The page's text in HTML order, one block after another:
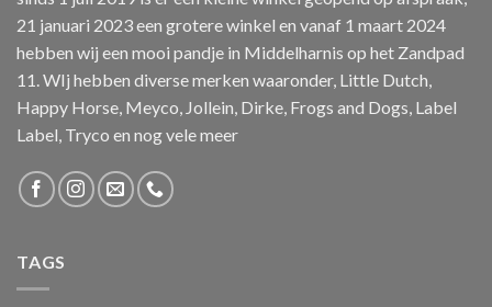
21 januari 2023 een grotere winkel en vanaf 1 maart 2024
hebben wij een mooi pandje in Middelharnis op het Zandpad
11. WIj hebben diverse merken waaronder, Little Dutch,
Happy Horse, Meyco, Jollein, Dirke, Frogs and Dogs, Label
Label, Tryco en nog vele meer
TAGS